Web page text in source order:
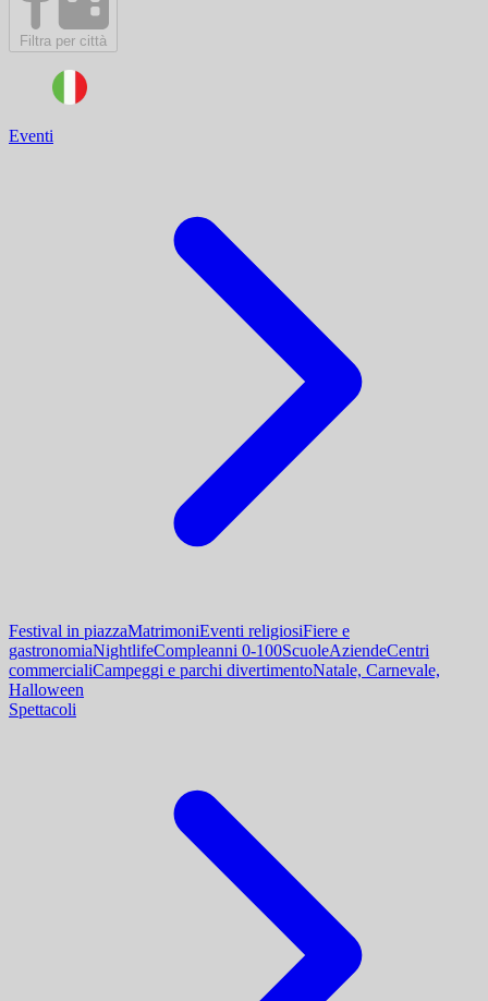
Filtra per città
Eventi
Festival in piazzaMatrimoniEventi religiosiFiere e
gastronomiaNightlifeCompleanni 0-100ScuoleAziendeCentri
commercialiCampeggi e parchi divertimentoNatale, Carnevale,
Halloween
Spettacoli